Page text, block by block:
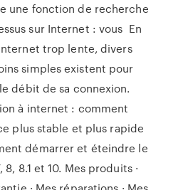
une fonction de recherche
sur Internet : vous En
trop lente, divers
simples existent pour
débit de sa connexion.
à internet : comment
plus stable et plus rapide
démarrer et éteindre le
8.1 et 10. Mes produits ·